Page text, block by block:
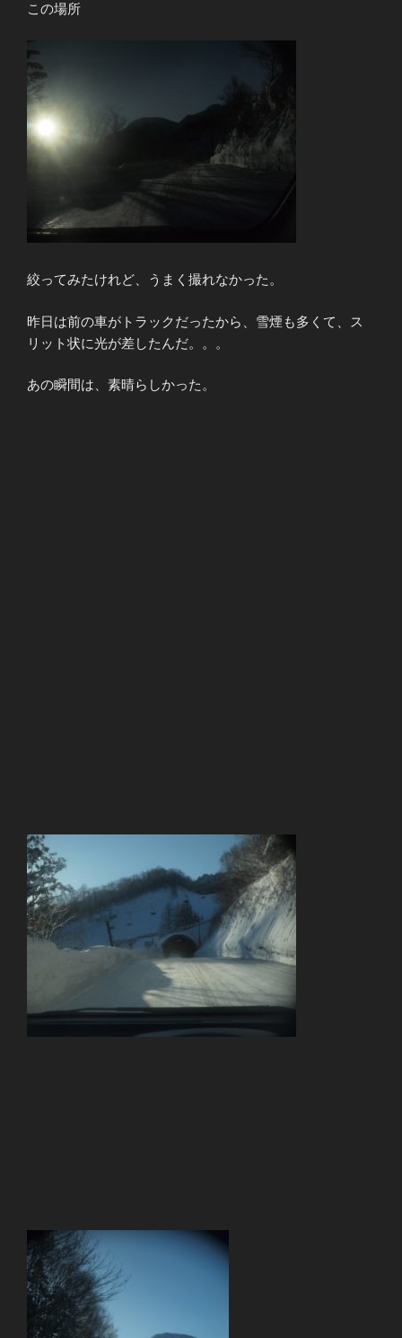
この場所
絞ってみたけれど、うまく撮れなかった。
昨日は前の車がトラックだったから、雪煙も多くて、ス
リット状に光が差したんだ。。。
あの瞬間は、素晴らしかった。